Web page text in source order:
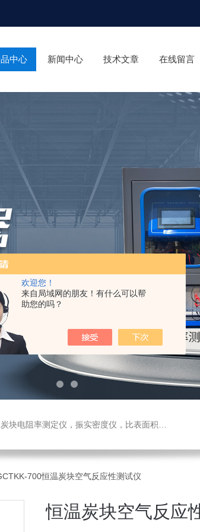
欢迎您！
来自局域网的朋友！有什么可以帮
助您的吗？
中心 新闻中心 技术文章 在线留言
仪，真密度仪，炭块热膨胀仪，炭块透气率仪，炭块二氧化碳反应测定仪
700恒温炭块空气反应性测试仪
恒温炭块空气反应